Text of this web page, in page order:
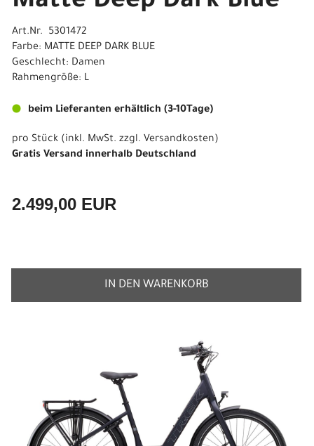
Art.Nr. 5301472
Farbe: MATTE DEEP DARK BLUE
Geschlecht: Damen
Rahmengröße: L
beim Lieferanten erhältlich (3-10Tage)
pro Stück (inkl. MwSt. zzgl. Versandkosten)
Gratis Versand innerhalb Deutschland
2.499,00 EUR
IN DEN WARENKORB